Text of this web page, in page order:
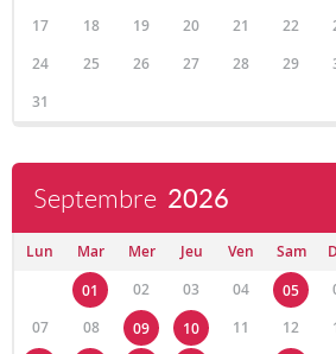
17
18 19 20 21 22
24
25 26 27 28 29
31
Septembre 2026
Lun Mar Mer Jeu Ven Sam
01
02 03 04 05
07
08 09 10 11 12